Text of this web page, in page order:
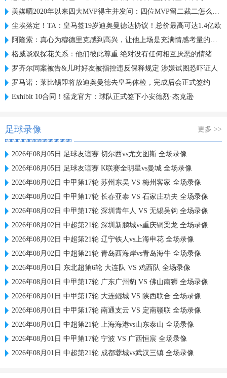
美媒晒2020年以来四大MVP得主并发问：四位MVP留二裁二怎么选？
尘埃落定！TA：皇马签19岁迪奥曼德达协议！总价最高可达1.4亿欧
阿隆索：真心为穆德里克感到高兴，让他上场是充满情感考量的决定
格威谈双探花关系：他们彼此尊重 绝对没有任何相互厌恶的情绪
罗齐尔同案被告&儿时好友被指控违反保释规定 涉嫌试图恐吓证人
罗马诺：莱比锡即将放迪奥曼德去皇马体检，完成后会正式签约
Exhibit 10合同！猛龙官方：球队正式签下小安德烈·杰克逊
足球录像 更多 >>
2026年08月05日 足球友谊赛 切尔西vs尤文图斯 全场录像
2026年08月05日 足球友谊赛 K联赛全明星vs曼城 全场录像
2026年08月02日 中甲第17轮 苏州东吴 VS 梅州客家 全场录像
2026年08月02日 中甲第17轮 长春亚泰 VS 石家庄功夫 全场录像
2026年08月02日 中甲第17轮 深圳青年人 VS 无锡吴钩 全场录像
2026年08月02日 中超第21轮 深圳新鹏城vs重庆铜梁龙 全场录像
2026年08月02日 中超第21轮 辽宁铁人vs上海申花 全场录像
2026年08月02日 中超第21轮 青岛西海岸vs青岛海牛 全场录像
2026年08月01日 东北超第6轮 大连队 VS 鸡西队 全场录像
2026年08月01日 中甲第17轮 广东广州豹 VS 佛山南狮 全场录像
2026年08月01日 中甲第17轮 大连鲲城 VS 陕西联合 全场录像
2026年08月01日 中甲第17轮 南通支云 VS 定南赣联 全场录像
2026年08月01日 中超第21轮 上海海港vs山东泰山 全场录像
2026年08月01日 中甲第17轮 宁波 VS 广西恒宸 全场录像
2026年08月01日 中超第21轮 成都蓉城vs武汉三镇 全场录像